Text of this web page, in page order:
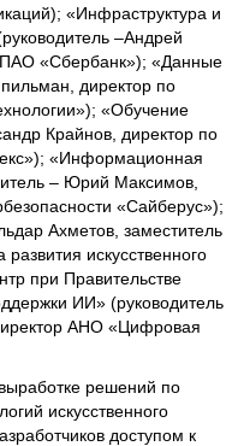
«Инфраструктура и
–Андрей
ПАО «Сбербанк»); «Данные
директор по
«Обучение
Крайнов, директор по
«Информационная
– Юрий Максимов,
«Сайберус»);
Ахметов, заместитель
искусственного
при Правительстве
ИИ» (руководитель
АНО «Цифровая
решений по
искусственного
доступом к